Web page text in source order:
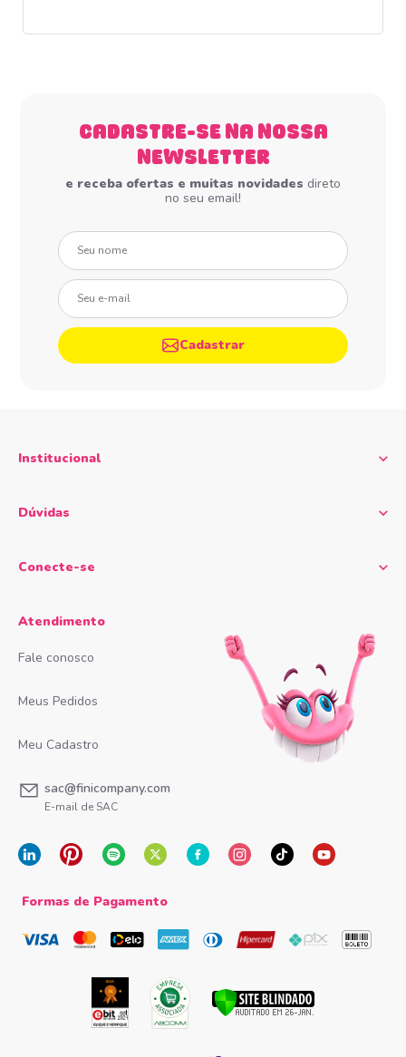
CADASTRE-SE NA NOSSA
NEWSLETTER
e receba ofertas e muitas novidades direto
no seu email!
Seu nome
Seu e-mail
Cadastrar
Institucional
Dúvidas
Conecte-se
Atendimento
Fale conosco
Meus Pedidos
Meu Cadastro
sac@finicompany.com
E-mail de SAC
Formas de Pagamento